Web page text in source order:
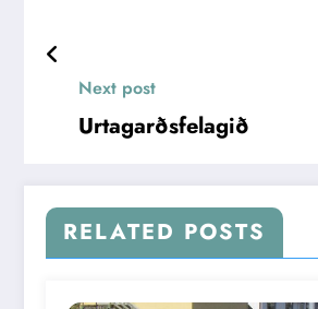
Next post
Urtagarðsfelagið
RELATED POSTS